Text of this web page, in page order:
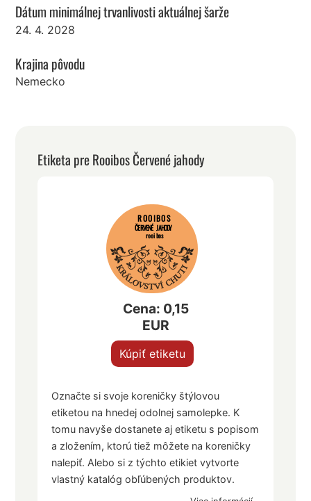
Dátum minimálnej trvanlivosti aktuálnej šarže
24. 4. 2028
Krajina pôvodu
Nemecko
Etiketa pre Rooibos Červené jahody
ROOIBOS
ČERVENÉ JAHODY
rooibos
Cena: 0,15
EUR
Kúpiť etiketu
Označte si svoje koreničky štýlovou
etiketou na hnedej odolnej samolepke. K
tomu navyše dostanete aj etiketu s popisom
a zložením, ktorú tiež môžete na koreničky
nalepiť. Alebo si z týchto etikiet vytvorte
vlastný katalóg obľúbených produktov.